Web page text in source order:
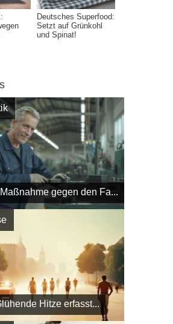
Deutsches Superfood:
Setzt auf Grünkohl
und Spinat!
gegen den Fa...
Hitze erfasst...